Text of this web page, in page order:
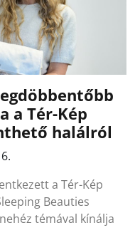
a Tér-Kép
halálról
a Tér-Kép
Beauties
témával kínálja